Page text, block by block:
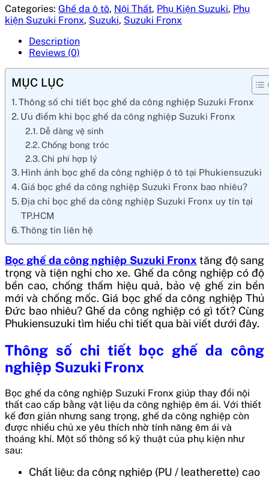
Categories: Ghế da ô tô, Nội Thất, Phụ Kiện Suzuki, Phụ
kiện Suzuki Fronx, Suzuki, Suzuki Fronx
Description
Reviews (0)
MỤC LỤC
Thông số chi tiết bọc ghế da công nghiệp Suzuki Fronx
Ưu điểm khi bọc ghế da công nghiệp Suzuki Fronx
Dễ dàng vệ sinh
Chống bong tróc
Chi phí hợp lý
Hình ảnh bọc ghế da công nghiệp ô tô tại Phukiensuzuki
Giá bọc ghế da công nghiệp Suzuki Fronx bao nhiêu?
Địa chỉ bọc ghế da công nghiệp Suzuki Fronx uy tín tại
TP.HCM
Thông tin liên hệ
Bọc ghế da công nghiệp Suzuki Fronx tăng độ sang
trọng và tiện nghi cho xe. Ghế da công nghiệp có độ
bền cao, chống thấm hiệu quả, bảo vệ ghế zin bền
mới và chống mốc. Giá bọc ghế da công nghiệp Thủ
Đức bao nhiêu? Ghế da công nghiệp có gì tốt? Cùng
Phukiensuzuki tìm hiểu chi tiết qua bài viết dưới đây.
Thông số chi tiết bọc ghế da công
nghiệp Suzuki Fronx
Bọc ghế da công nghiệp Suzuki Fronx giúp thay đổi nội
thất cao cấp bằng vật liệu da công nghiệp êm ái. Với thiết
kế đơn giản nhưng sang trọng, ghế da công nghiệp còn
được nhiều chủ xe yêu thích nhờ tính năng êm ái và
thoáng khí. Một số thông số kỹ thuật của phụ kiện như
sau:
Chất liệu: da công nghiệp (PU / leatherette) cao